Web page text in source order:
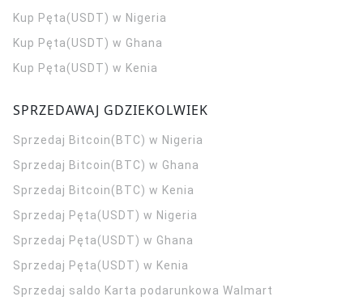
Kup Pęta(USDT) w Nigeria
Kup Pęta(USDT) w Ghana
Kup Pęta(USDT) w Kenia
SPRZEDAWAJ GDZIEKOLWIEK
Sprzedaj Bitcoin(BTC) w Nigeria
Sprzedaj Bitcoin(BTC) w Ghana
Sprzedaj Bitcoin(BTC) w Kenia
Sprzedaj Pęta(USDT) w Nigeria
Sprzedaj Pęta(USDT) w Ghana
Sprzedaj Pęta(USDT) w Kenia
Sprzedaj saldo Karta podarunkowa Walmart